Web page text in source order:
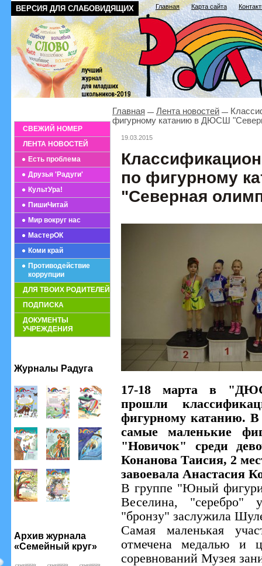
ВЕРСИЯ ДЛЯ СЛАБОВИДЯЩИХ Главная Карта сайта
СВЕЖИЙ НОМЕР
ЛЕНТА НОВОСТЕЙ
Есть проблема
Друзья 'Радуги'
КультУра!
ПишиЧитай
Мир вокруг нас
МастерОК
Коми край
Противодействие
коррупции
ДЛЯ ТВОИХ РОДИТЕЛЕЙ
ПОДПИСКА
ДОКУМЕНТЫ
УЧРЕЖДЕНИЯ
Журналы Радуга
Архив журнала
«Семейный круг»
Главная Лента новостей
фигурному катанию в ДЮСШ
19.03.2015
по фигурному
"Северная
17-18 марта в
прошли
фигурному катанию.
самые маленькие
"Новичок" среди
Конанова Таисия, 2
завоевала Анастасия
В группе "Юный
Веселина,
"бронзу" заслужила
Самая маленькая
отмечена медалью и
соревнований Музея